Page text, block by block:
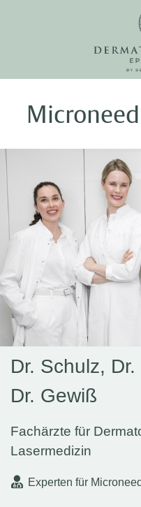
Dr. Schulz,
Dr. Gewiß
Fachärzte für
Lasermedizin
Experten für